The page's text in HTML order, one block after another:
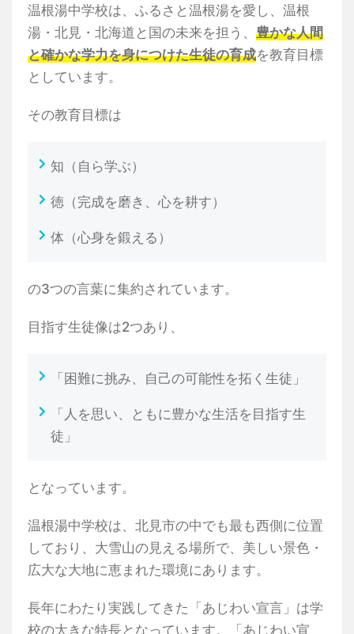
温根湯中学校は、ふるさと温根湯を愛し、温根
湯・北見・北海道と国の未来を担う、 豊かな人間
と確かな学力を身につけた生徒の育成を教育目標
としています。
その教育目標は
知（自ら学ぶ）
徳（完成を磨き、心を耕す）
体（心身を鍛える）
の3つの言葉に集約されています。
目指す生徒像は2つあり、
「困難に挑み、自己の可能性を拓く生徒」
「人を思い、ともに豊かな生活を目指す生
徒」
となっています。
温根湯中学校は、北見市の中でも最も西側に位置
しており、大雪山の見える場所で、美しい景色・
広大な大地に恵まれた環境にあります。
長年にわたり実践してきた「あじわい宣言」は学
校の大きな特長となっています。「あじわい宣